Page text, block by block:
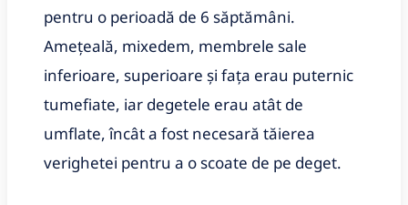
pentru o perioadă de 6 săptămâni.
Ameţeală, mixedem, membrele sale
inferioare, superioare şi faţa erau puternic
tumefiate, iar degetele erau atât de
umflate, încât a fost necesară tăierea
verighetei pentru a o scoate de pe deget.